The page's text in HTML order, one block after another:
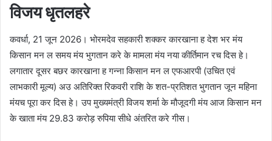
विजय धृतलहरे
कवर्धा, 21 जून 2026। भोरमदेव सहकारी शक्कर कारखाना ह देश भर मंय
किसान मन ल समय मंय भुगतान करे के मामला मंय नया कीर्तिमान रच दिस हे।
लगातार दूसर बछर कारखाना ह गन्ना किसान मन ल एफआरपी (उचित एवं
लाभकारी मूल्य) अउ अतिरिक्त रिकवरी राशि के शत-प्रतिशत भुगतान जून महिना
मंयच पूरा कर दिस हे। उप मुख्यमंत्री विजय शर्मा के मौजूदगी मंय आज किसान मन
के खाता मंय 29.83 करोड़ रुपिया सीधे अंतरित करे गीस।